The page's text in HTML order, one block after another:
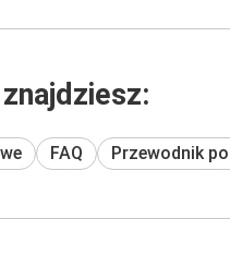
FAQ Przewodnik